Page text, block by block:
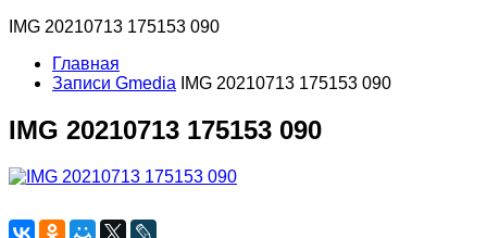
IMG 20210713 175153 090
Главная
Записи Gmedia
IMG 20210713 175153 090
IMG 20210713 175153 090